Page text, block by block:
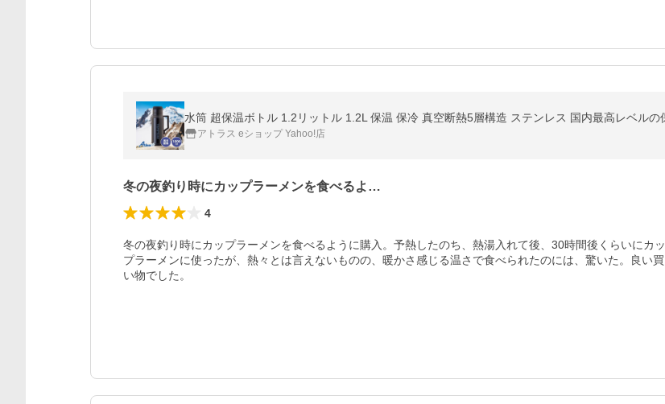
アトラス eショップ Yahoo!店
冬の夜釣り時にカップラーメンを食べるよ…
4
冬の夜釣り時にカップラーメンを食べるように購入。予熱したのち、熱湯入れて後、30時間後くらいにカッ
プラーメンに使ったが、熱々とは言えないものの、暖かさ感じる温さで食べられたのには、驚いた。良い買
い物でした。